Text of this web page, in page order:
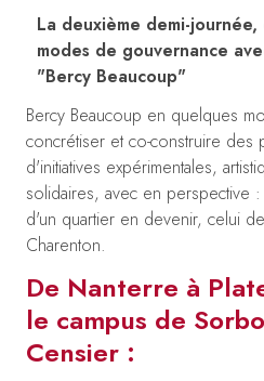
La deuxième demi-
modes de gouvernance
"Bercy Beaucoup"
Bercy Beaucoup en quelques
concrétiser et co-construire des
d'initiatives expérimentales,
solidaires, avec en perspective
d'un quartier en devenir, celui
Charenton.
De Nanterre à
le campus de
Censier :